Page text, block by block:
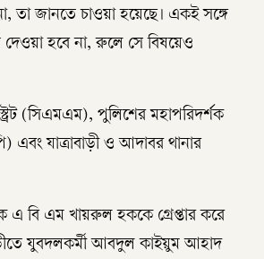
তা জানতে চাওয়া হয়েছে। একই সঙ্গে
দেওয়া হবে না, রুলে সে বিষয়েও
(সিএমএম), পুলিশের মহাপরিদর্শক
যাত্রাবাড়ী ও আদাবর থানার
এ বি এম খায়রুল হককে গ্রেপ্তার করে
যুবদলকর্মী আবদুল কাইয়ুম আহাদ